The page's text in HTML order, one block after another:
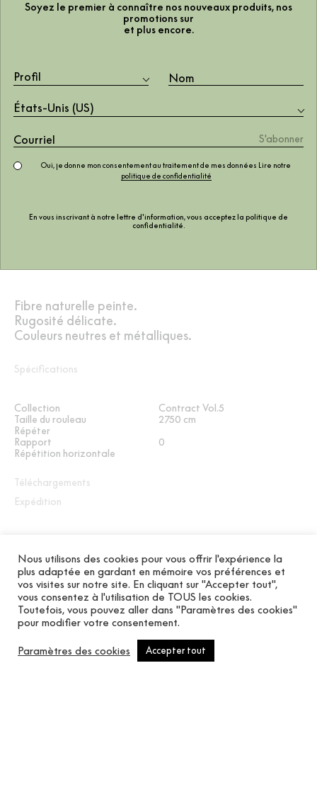
Fibre naturelle peinte.
Rugosité délicate.
Couleurs neutres et métalliques.
Spécifications
Collection
Contract Vol.5
Taille du rouleau
2750 cm
Répéter
Rapport
0
Répétition horizontale
Téléchargements
Expédition
Dix-huit motifs imitant les tissus naturels et le raphia
peints en finition mate. Des couleurs sobres et des
textures organiques qui vous rapprochent des
traitement antibactérien.
Soyez le premier à connaître nos nouveaux produits, nos
promotions sur
et plus encore.
Profil
États-Unis (US)
Oui, je donne mon consentement au traitement de mes données Lire notre
politique de confidentialité
En vous inscrivant à notre lettre d'information, vous acceptez la politique de
confidentialité.
Nous utilisons des cookies pour vous offrir l'expérience la
plus adaptée en gardant en mémoire vos préférences et
vos visites sur notre site. En cliquant sur "Accepter tout",
vous consentez à l'utilisation de TOUS les cookies.
Toutefois, vous pouvez aller dans "Paramètres des cookies"
pour modifier votre consentement.
Paramètres des cookies Accepter tout